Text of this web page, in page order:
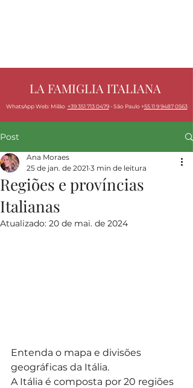
LA FAMIGLIA ITALIANA
WhatsApp Web: Milão +39 351 713 0479- São Paulo +55 11 99487 0563
Post
Regiões e províncias
Italianas
Ana Moraes
25 de jan. de 2021 3 min de leitura
Atualizado: 20 de mai. de 2024
Entenda o mapa e divisões
geográficas da Itália.
A Itália é composta por 20 regiões